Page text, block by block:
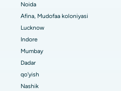
yaxshi shifoxona
eng yaxshi shifoxona
kasalxona, Bangalor
eng yaxshi shifoxona
yaxshi kasalxona, Karimnagar
Noida
Afina, Mudofaa koloniyasi
Lucknow
Indore
Mumbay
Dadar
qo'yish
Nashik